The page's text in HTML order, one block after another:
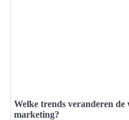
Welke trends veranderen de
marketing?